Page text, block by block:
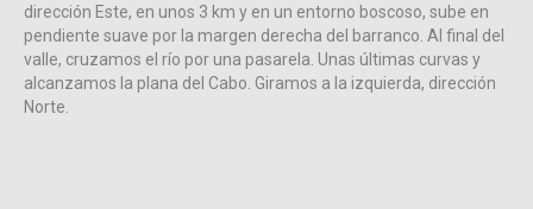
dirección Este, en unos 3 km y en un entorno boscoso, sube en
pendiente suave por la margen derecha del barranco. Al final del
valle, cruzamos el río por una pasarela. Unas últimas curvas y
alcanzamos la plana del Cabo. Giramos a la izquierda, dirección
Norte.